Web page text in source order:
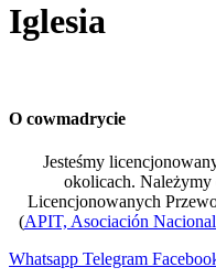
Iglesia
O cowmadrycie
Jesteśmy
okolicach.
Licencjonowanych
(APIT, Asociación
Whatsapp Telegram